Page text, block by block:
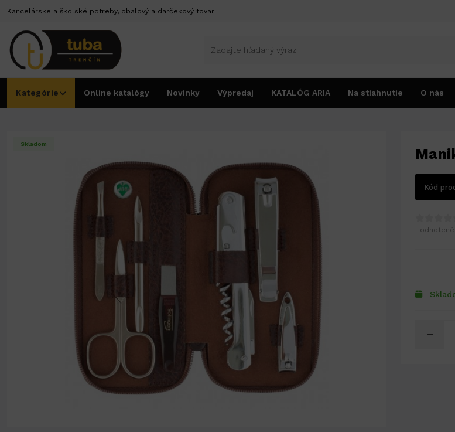
Kancelárske a školské potreby, obalový a darčekový tovar
Kategórie Online katalógy Novinky Výpredaj KATALÓG ARIA Na stiahnutie O nás
Drogéria Manikúra pánska Jula č.230402-186
Skladom
Kód
Hodnotené